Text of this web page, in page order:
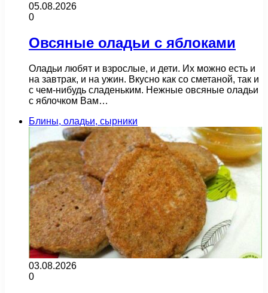
05.08.2026
0
Овсяные оладьи с яблоками
Оладьи любят и взрослые, и дети. Их можно есть и
на завтрак, и на ужин. Вкусно как со сметаной, так и
с чем-нибудь сладеньким. Нежные овсяные оладьи
с яблочком Вам…
Блины, оладьи, сырники
03.08.2026
0